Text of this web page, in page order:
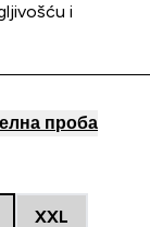
i
проба
XXL